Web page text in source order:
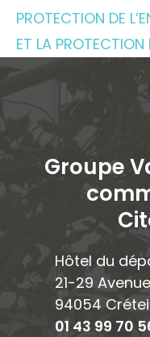
PROTECTION DE
ET LA PROTECTION
Groupe
Hôtel du
21-29
94054
01 43 99 70